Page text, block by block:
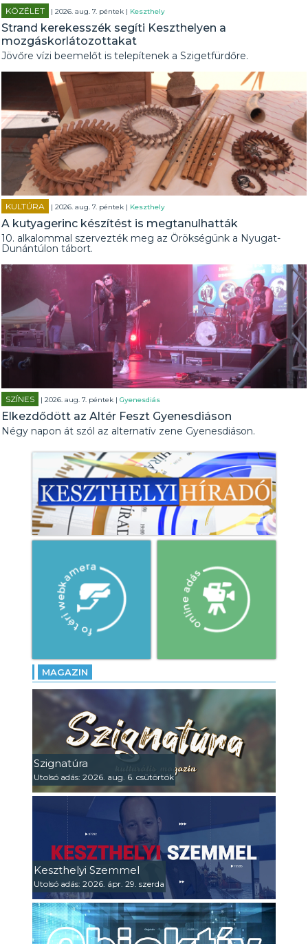
KÖZÉLET | 2026. aug. 7. péntek | Keszthely
Strand kerekesszék segíti Keszthelyen a
mozgáskorlátozottakat
Jövőre vízi beemelőt is telepítenek a Szigetfürdőre.
KULTÚRA | 2026. aug. 7. péntek | Keszthely
A kutyagerinc készítést is megtanulhatták
10. alkalommal szervezték meg az Örökségünk a Nyugat-
Dunántúlon tábort.
SZÍNES | 2026. aug. 7. péntek |Gyenesdiás
Elkezdődött az Altér Feszt Gyenesdiáson
Négy napon át szól az alternatív zene Gyenesdiáson.
MAGAZIN
Szignatúra
Utolsó adás: 2026. aug. 6. csütörtök
Keszthelyi Szemmel
Utolsó adás: 2026. ápr. 29. szerda